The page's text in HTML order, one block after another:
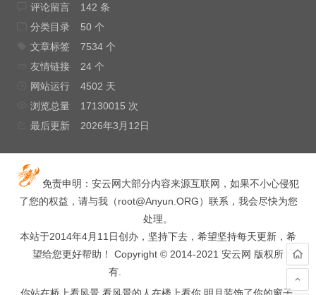
评论留言
142 条
分类目录
50 个
文章标签
7534 个
友情链接
24 个
网站运行
4502 天
浏览总量
17130015 次
最后更新
2026年3月12日
免责申明：安云网大部分内容来源互联网，如果不小心侵犯
了您的权益，请与我（root@Anyun.ORG）联系，我会尽快为您
处理。
本站于2014年4月11日创办，坚持下去，希望坚持每天更新，希
望给您更好帮助！ Copyright © 2014-2021 安云网 版权所
有.